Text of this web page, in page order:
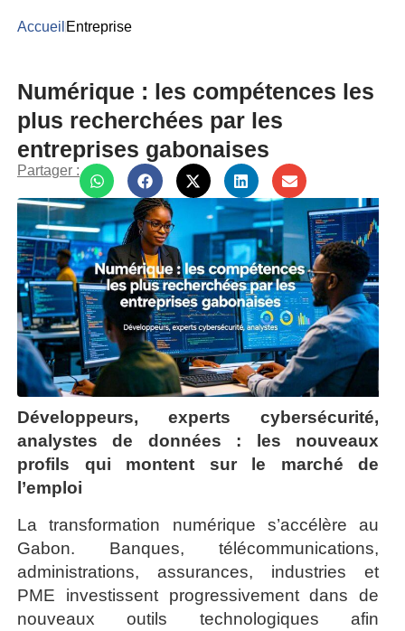
Accueil Entreprise
Numérique : les compétences les
plus recherchées par les
entreprises gabonaises
Partager :
Développeurs, experts cybersécurité,
analystes de données : les nouveaux
profils qui montent sur le marché de
l’emploi
La transformation numérique s’accélère au
Gabon. Banques, télécommunications,
administrations, assurances, industries et
PME investissent progressivement dans de
nouveaux outils technologiques afin